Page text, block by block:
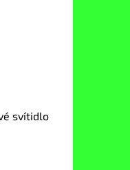
svítidlo